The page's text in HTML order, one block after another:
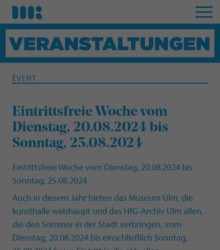
EVENT
Eintrittsfreie Woche vom
Dienstag, 20.08.2024 bis
Sonntag, 25.08.2024
Eintrittsfreie Woche vom Dienstag, 20.08.2024 bis
Sonntag, 25.08.2024
Auch in diesem Jahr bieten das Museum Ulm, die
kunsthalle weishaupt und das HfG-Archiv Ulm allen,
die den Sommer in der Stadt verbringen, vom
Dienstag, 20.08.2024 bis einschließlich Sonntag,